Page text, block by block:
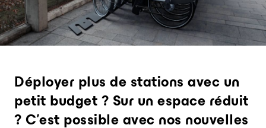
Gestion et maintenance
(exploitant)
Assurez une qualité de service maximale
grâce à notre suite connectée.
Suivez l'adoption du service et analysez
les usages pour nourrir la politique de
mobilité.
Belfort
Un partenaire historique à l'ère du vélo
électrique et de la multimodalité.
Voir tout
Carrières
Changeons le monde ensemble,
maintenant
Commander via la Centrale
d'Achat du Transport Public
Votre service vélo dernier cri vous attend
Déployer plus de stations avec un
petit budget ? Sur un espace réduit
? C'est possible avec nos nouvelles